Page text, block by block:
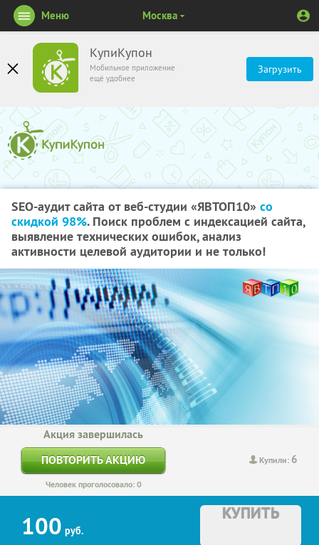
КупиКупон
Мобильное приложение
ещё удобнее
Загрузить
Меню Москва
SEO-аудит сайта от веб-студии «ЯВТОП10» со
скидкой 98%. Поиск проблем с индексацией сайта,
выявление технических ошибок, анализ
активности целевой аудитории и не только!
Купили: 6
Акция завершилась
ПОВТОРИТЬ АКЦИЮ
Человек проголосовало: 0
100 руб.
КУПИТЬ